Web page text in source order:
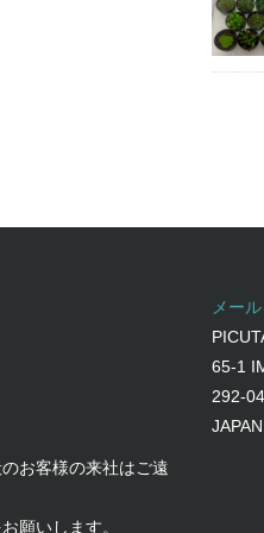
お客様の来社はご遠
願いします。
メー
65-1
292-
JAPAN